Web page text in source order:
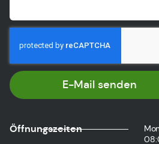
E-Mail senden
Öffnungszeiten